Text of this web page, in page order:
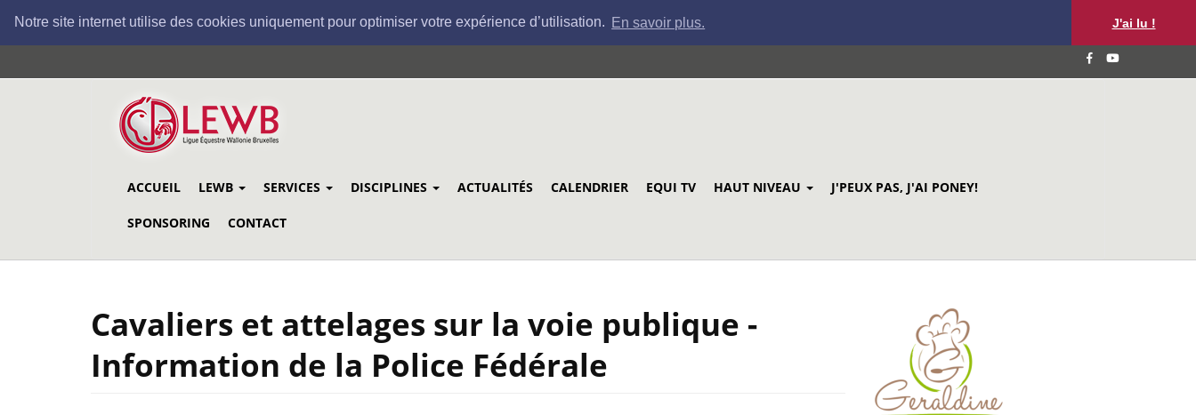
Notre site internet utilise des cookies uniquement pour optimiser votre expérience d’utilisation. En savoir plus. J'ai lu !
au
ACCUEIL LEWB SERVICES DISCIPLINES ACTUALITÉS CALENDRIER EQUI TV HAUT NIVEAU J'PEUX PAS, J'AI PONEY!
SPONSORING CONTACT
Cavaliers et attelages sur la voie publique -
Information de la Police Fédérale